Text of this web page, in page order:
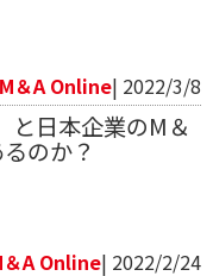
M＆A Online| 2022/3/8
と日本企業のM＆
のか？
＆A Online| 2022/2/24